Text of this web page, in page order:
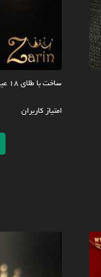
ساخت با طلای ۱۸ عیار
امتیاز کاربران